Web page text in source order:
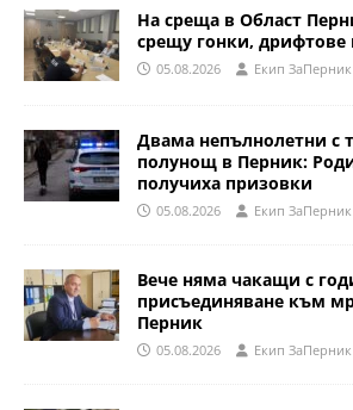
На среща в Област
срещу гонки, дрифтове
05.08.2026 Eкип ЗаПерник
Двама непълнолетни с
полунощ в Перник:
получиха призовки
05.08.2026 Eкип ЗаПерник
Вече няма чакащи с
присъединяване към
Перник
05.08.2026 Eкип ЗаПерник